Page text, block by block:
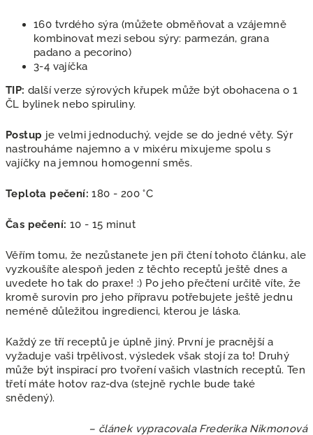
160 tvrdého sýra (můžete obměňovat a vzájemně
kombinovat mezi sebou sýry: parmezán, grana
padano a pecorino)
3-4 vajíčka
TIP: další verze sýrových křupek může být obohacena o 1
ČL bylinek nebo spiruliny.
Postup je velmi jednoduchý, vejde se do jedné věty. Sýr
nastrouháme najemno a v mixéru mixujeme spolu s
vajíčky na jemnou homogenní směs.
Teplota pečení: 180 - 200 °C
Čas pečení: 10 - 15 minut
Věřím tomu, že nezůstanete jen při čtení tohoto článku, ale
vyzkoušíte alespoň jeden z těchto receptů ještě dnes a
uvedete ho tak do praxe! :) Po jeho přečtení určitě víte, že
kromě surovin pro jeho přípravu potřebujete ještě jednu
neméně důležitou ingredienci, kterou je láska.
Každý ze tří receptů je úplně jiný. První je pracnější a
vyžaduje vaši trpělivost, výsledek však stojí za to! Druhý
může být inspirací pro tvoření vašich vlastních receptů. Ten
třetí máte hotov raz-dva (stejně rychle bude také
snědený).
– článek vypracovala Frederika Nikmonová